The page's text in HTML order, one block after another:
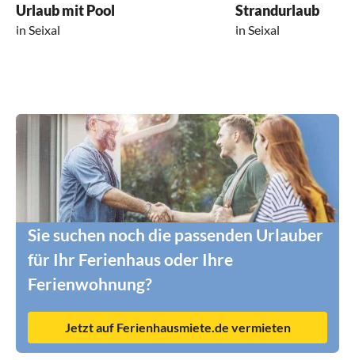
Urlaub mit Pool
in Seixal
Strandurlaub
in Seixal
Sie suchen noch die passenden Urlauber
für Ihr Ferienhaus oder Ihre
Ferienwohnung?
Jetzt auf Ferienhausmiete.de vermieten